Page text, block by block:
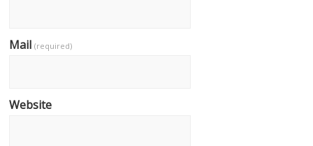
Mail(required)
Website